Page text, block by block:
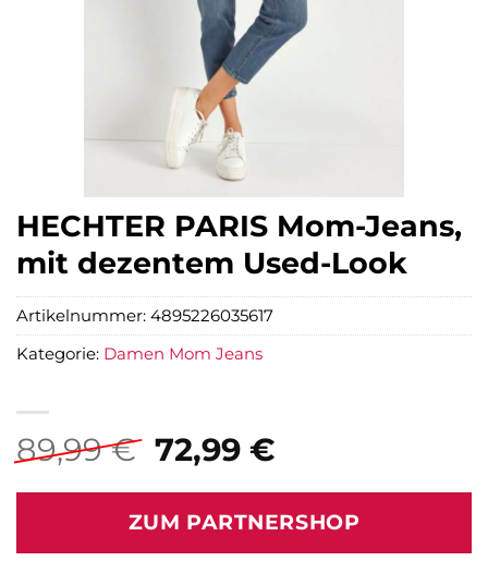
HECHTER PARIS Mom-Jeans,
mit dezentem Used-Look
89,99€ Ursprünglicher
Preis
war:
89,99 €
72,99 €Aktueller
ist:
72,99 €.
ZUM PARTNERSHOP
Artikelnummer: 4895226035617
Kategorie: Damen Mom Jeans